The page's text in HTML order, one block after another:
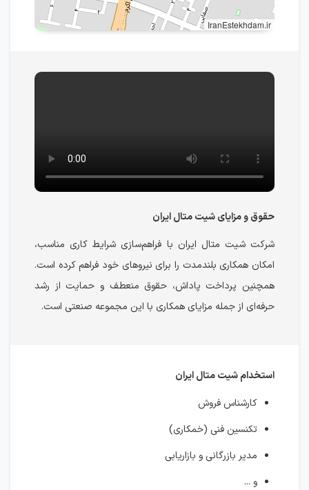
IranEstekhdam.ir
حقوق و مزایای شیت متال ایران
شرکت شیت متال ایران با فراهم‌سازی شرایط کاری مناسب،
امکان همکاری بلندمدت را برای نیروهای خود فراهم کرده است.
همچنین پرداخت پاداش، حقوق منعطف و حمایت از رشد
حرفه‌ای از جمله مزایای همکاری با این مجموعه صنعتی است.
استخدام شیت متال ایران
کارشناس فروش
تکنسین فنی (خمکاری)
مدیر بازرگانی و بازاریابی
و ...